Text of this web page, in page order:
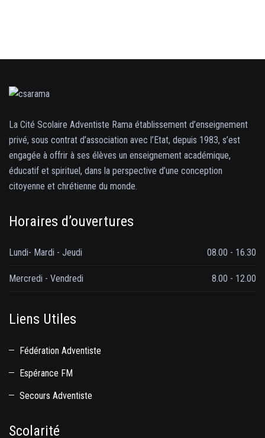
La Cité Scolaire Adventiste Rama établissement d’enseignement
privé, sous contrat d’association avec l’Etat, depuis 1983, s’est
engagée à offrir à ses élèves un enseignement académique,
éducatif et spirituel, dans la perspective d’une conception
citoyenne et chrétienne du monde.
Horaires d’ouvertures
Lundi- Mardi - Jeudi 08.00 - 16.30
Mercredi - Vendredi 8.00 - 12.00
Liens Utiles
Fédération Adventiste
Espérance FM
Secours Adventiste
Scolarité